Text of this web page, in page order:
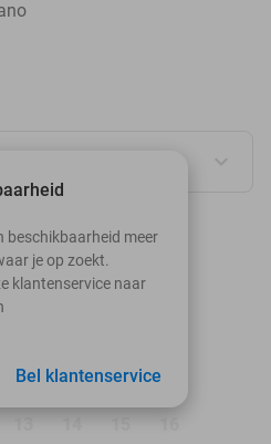
2026
Do Vr
6 7 8
beschikbaarheid meer
je op zoekt.
klantenservice naar
Bel klantenservice